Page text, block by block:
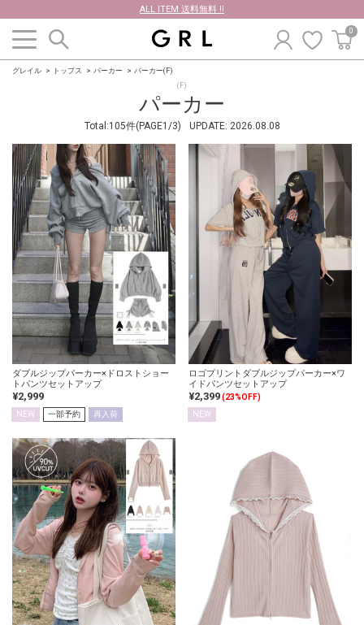
ALL ITEM 送料無料 !!
0
グレイル トップス パーカー パーカー(F)
パーカー
(F)
Total:105件(PAGE1/3) UPDATE: 2026.08.08
ダブルジップパーカー×ドロストショー
トパンツセットアップ
¥2,999
NEW 一部予約 再入荷
ロゴプリントダブルジップパーカー×ワ
イドパンツセットアップ
¥2,399(23%OFF)
NEW